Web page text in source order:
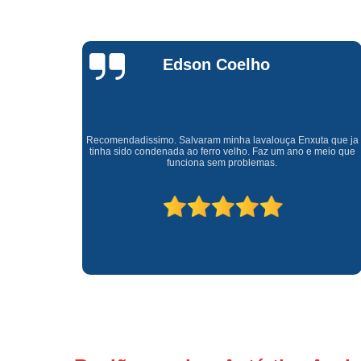
Waldirene
Monteiro
Uma empresa á 41 anos no mercado que sempre valoriza o
cliente ótimo atendimento com garantia de todos o serviços.